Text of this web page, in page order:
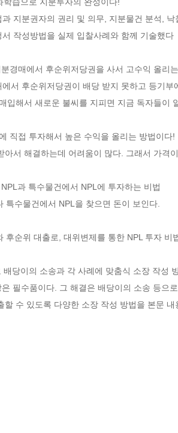
지분권자의 권리 및 의무, 지분물건 분석,
작성방법을 실제 입찰사례와 함께 기술했다
경매에서 후순위저당권을 사서 고수익 올리
서 후순위저당권이 배당 받지 못하고 등기
입해서 새로운 불씨를 지피면 지금 독자들이
직접 투자해서 높은 수익을 올리는 방법이다!
아서 해결하는데 어려움이 많다. 그래서 가격
과 특수물건에서 NPL에 투자하는 비법
특수물건에서 NPL을 찾으면 돈이 보인다.
후순위 대출로, 대위변제를 통한 NPL 투자 비
배당이의 소송과 각 사례에 맞춤식 소장 작성
필수품이다. 그 해결은 배당이의 소송 등으
할 수 있도록 다양한 소장 작성 방법을 본문